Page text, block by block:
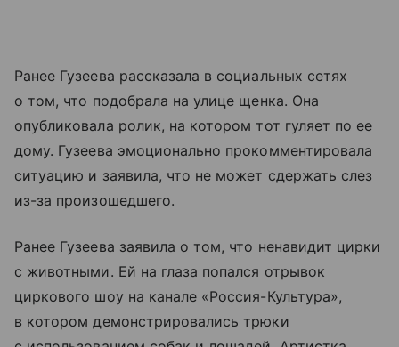
Ранее Гузеева рассказала в социальных сетях
о том, что подобрала на улице щенка. Она
опубликовала ролик, на котором тот гуляет по ее
дому. Гузеева эмоционально прокомментировала
ситуацию и заявила, что не может сдержать слез
из-за произошедшего.
Ранее Гузеева заявила о том, что ненавидит цирки
с животными. Ей на глаза попался отрывок
циркового шоу на канале «Россия-Культура»,
в котором демонстрировались трюки